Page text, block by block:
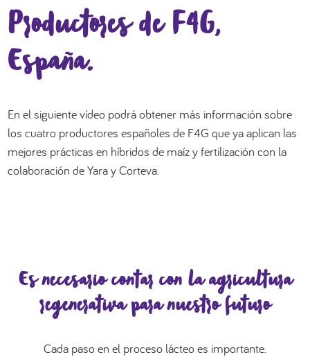
Productores de F4G,
España.
En el siguiente vídeo podrá obtener más información sobre
los cuatro productores españoles de F4G que ya aplican las
mejores prácticas en híbridos de maíz y fertilización con la
colaboración de Yara y Corteva.
Es necesario contar con la agricultura
regenerativa para nuestro futuro
Cada paso en el proceso lácteo es importante.